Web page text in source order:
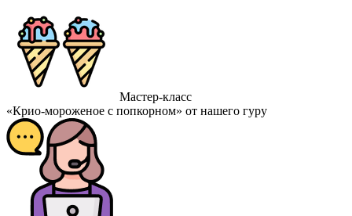
Мастер-класс
«Крио-мороженое с попкорном» от нашего гуру